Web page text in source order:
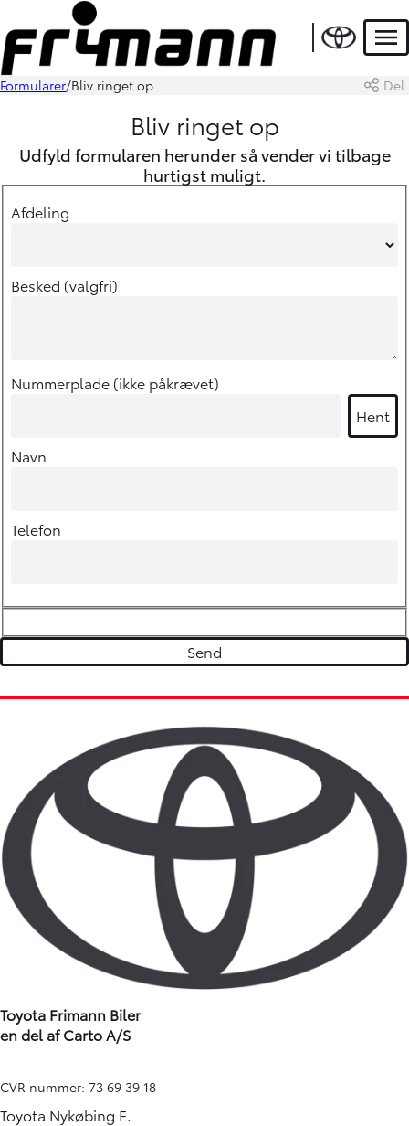
Formularer Bliv ringet op Del
Bliv ringet op
Udfyld formularen herunder så vender vi tilbage
hurtigst muligt.
Afdeling
Besked (valgfri)
Nummerplade (ikke påkrævet)
Hent
Navn
Telefon
Toyota Frimann Biler
en del af Carto A/S
CVR nummer: 73 69 39 18
Toyota Nykøbing F.